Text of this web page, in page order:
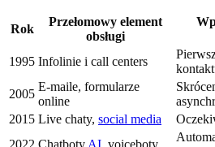
Rok
Przełomowy element
obsługi
1995 Infolinie i call centers
2005
E-maile, formularze
online
2015 Live chaty, social media